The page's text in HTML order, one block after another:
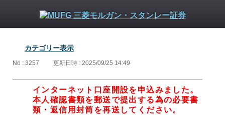
カテゴリー表示
No : 3257 更新日時 : 2025/09/25 14:49
インターネット口座開設を申込みました。
本人確認書類を郵送で提出する為の必要書
類・返信用封筒を再送してください。